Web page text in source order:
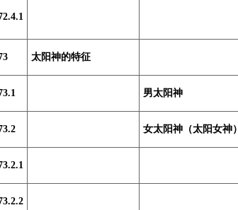
太阳神的特征
男太阳神
女太阳神（太阳女神）